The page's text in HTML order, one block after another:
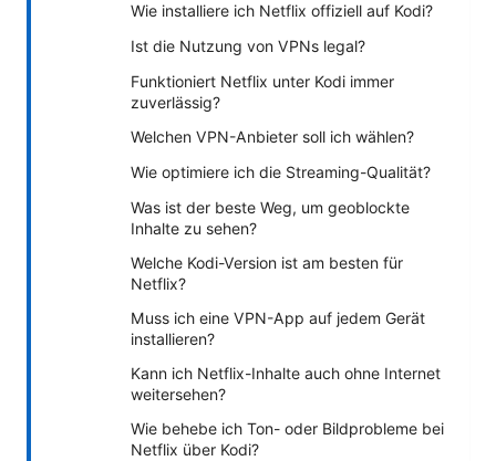
Wie installiere ich Netflix offiziell auf Kodi?
Ist die Nutzung von VPNs legal?
Funktioniert Netflix unter Kodi immer
zuverlässig?
Welchen VPN-Anbieter soll ich wählen?
Wie optimiere ich die Streaming-Qualität?
Was ist der beste Weg, um geoblockte
Inhalte zu sehen?
Welche Kodi-Version ist am besten für
Netflix?
Muss ich eine VPN-App auf jedem Gerät
installieren?
Kann ich Netflix-Inhalte auch ohne Internet
weitersehen?
Wie behebe ich Ton- oder Bildprobleme bei
Netflix über Kodi?